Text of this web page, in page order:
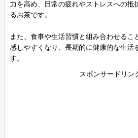
力を高め、日常の疲れやストレスへの抵
るお茶です。
また、食事や生活習慣と組み合わせるこ
感しやすくなり、長期的に健康的な生活
す。
スポンサードリン